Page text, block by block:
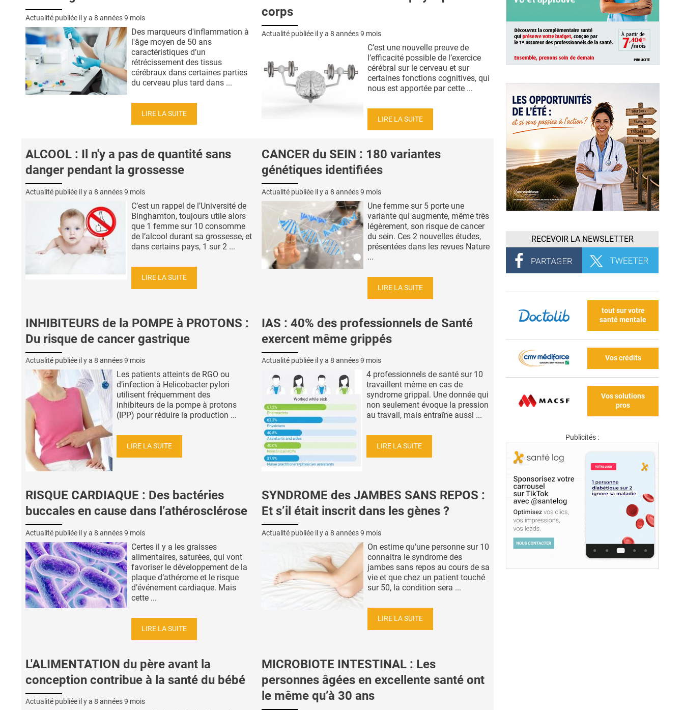
Actualité publiée il y a 8 années 9 mois
Des marqueurs d'inflammation à
l'âge moyen de 50 ans
caractéristiques d’un
rétrécissement des tissus
cérébraux dans certaines parties
du cerveau plus tard dans ...
LIRE LA SUITE
corps
Actualité publiée il y a 8 années 9 mois
C’est une nouvelle preuve de
l’efficacité possible de l’exercice
cérébral sur le cerveau et sur
certaines fonctions cognitives, qui
nous est apportée par cette ...
LIRE LA SUITE
ALCOOL : Il n'y a pas de quantité sans
danger pendant la grossesse
Actualité publiée il y a 8 années 9 mois
C’est un rappel de l’Université de
Binghamton, toujours utile alors
que 1 femme sur 10 consomme
de l’alcool durant sa grossesse, et
dans certains pays, 1 sur 2 ...
LIRE LA SUITE
CANCER du SEIN : 180 variantes
génétiques identifiées
Actualité publiée il y a 8 années 9 mois
Une femme sur 5 porte une
variante qui augmente, même très
légèrement, son risque de cancer
du sein. Ces 2 nouvelles études,
présentées dans les revues Nature
...
LIRE LA SUITE
INHIBITEURS de la POMPE à PROTONS :
Du risque de cancer gastrique
Actualité publiée il y a 8 années 9 mois
Les patients atteints de RGO ou
d’infection à Helicobacter pylori
utilisent fréquemment des
inhibiteurs de la pompe à protons
(IPP) pour réduire la production ...
LIRE LA SUITE
IAS : 40% des professionnels de Santé
exercent même grippés
Actualité publiée il y a 8 années 9 mois
4 professionnels de santé sur 10
travaillent même en cas de
syndrome grippal. Une donnée qui
non seulement évoque la pression
au travail, mais entraîne aussi ...
LIRE LA SUITE
RISQUE CARDIAQUE : Des bactéries
buccales en cause dans l’athérosclérose
Actualité publiée il y a 8 années 9 mois
Certes il y a les graisses
alimentaires, saturées, qui vont
favoriser le développement de la
plaque d’athérome et le risque
d’événement cardiaque. Mais
cette ...
LIRE LA SUITE
SYNDROME des JAMBES SANS REPOS :
Et s’il était inscrit dans les gènes ?
Actualité publiée il y a 8 années 9 mois
On estime qu’une personne sur 10
connaitra le syndrome des
jambes sans repos au cours de sa
vie et que chez un patient touché
sur 50, la condition sera ...
LIRE LA SUITE
L'ALIMENTATION du père avant la
conception contribue à la santé du bébé
Actualité publiée il y a 8 années 9 mois
MICROBIOTE INTESTINAL : Les
personnes âgées en excellente santé ont
le même qu’à 30 ans
RECEVOIR LA NEWSLETTER
tout sur votre
santé mentale
Vos crédits
Vos solutions
pros
Publicités :